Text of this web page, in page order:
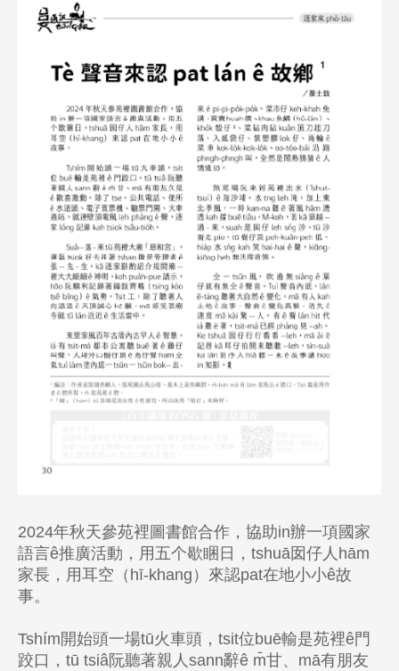
2024年秋天參苑裡圖書館合作，協助in辦一項國家
語言ê推廣活動，用五个歇睏日，tshuā囡仔人hām
家長，用耳空（hī-khang）來認pat在地小小ê故
事。
Tshím開始頭一場tū火車頭，tsit位buē輸是苑裡ê門
跤口，tū tsiâ阮聽著親人sann辭ê m̄甘、mā有朋友